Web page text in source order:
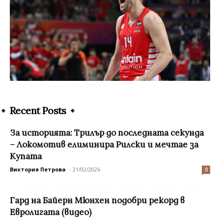
Recent Posts
За историята: Трилър до последната секунда
– Локомотив елиминира Рилски и мечтае за
Купата
Виктория Петрова - 21/02/2026 0
Гард на Байерн Мюнхен подобри рекорд в
Евролигата (видео)